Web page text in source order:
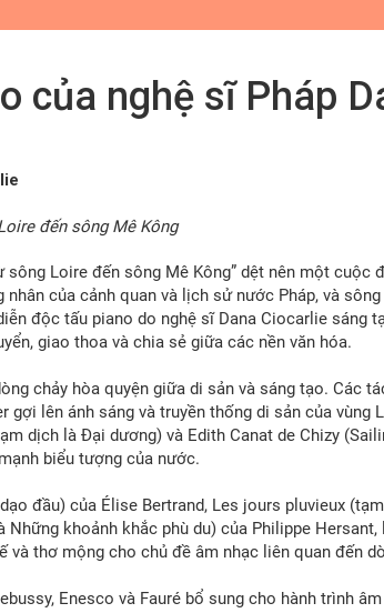
của nghệ sĩ Pháp
đến sông Mê Kông
sông Loire đến sông Mê Kông” dệt nên một
nhân của cảnh quan và lịch sử nước Pháp, và
độc tấu piano do nghệ sĩ Dana Ciocarlie sáng
giao thoa và chia sẻ giữa các nền văn hóa.
chảy hòa quyện giữa di sản và sáng tạo. Các
gợi lên ánh sáng và truyền thống di sản của
dịch là Đại dương) và Edith Canat de Chizy
biểu tượng của nước.
đầu) của Élise Bertrand, Les jours pluvieux
Những khoảnh khắc phù du) của Philippe
và thơ mộng cho chủ đề âm nhạc liên quan đến
Enesco và Fauré bổ sung cho hành trình âm